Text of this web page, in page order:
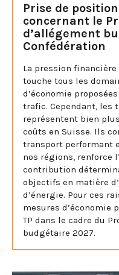
Prise de
concernant le
d’allégement
Confédération
La pression
touche tous les
d’économie
trafic. Cependant, les
représentent bien
coûts en Suisse. Ils
transport performant
nos régions, renforce
contribution
objectifs en matière
d’énergie. Pour ces
mesures d’économie
TP dans le cadre du
budgétaire 2027.